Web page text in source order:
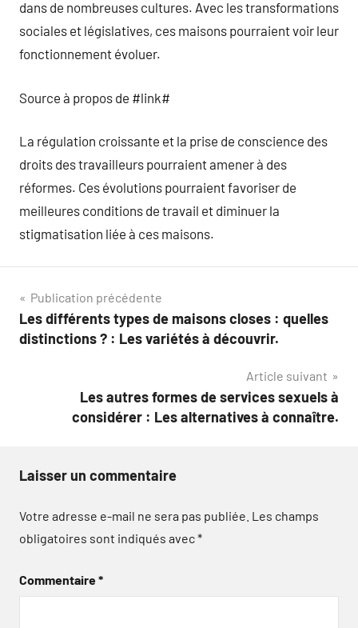
dans de nombreuses cultures. Avec les transformations
sociales et législatives, ces maisons pourraient voir leur
fonctionnement évoluer.
Source à propos de #link#
La régulation croissante et la prise de conscience des
droits des travailleurs pourraient amener à des
réformes. Ces évolutions pourraient favoriser de
meilleures conditions de travail et diminuer la
stigmatisation liée à ces maisons.
Navigation
de
Publication précédente
Les différents types de maisons closes : quelles
distinctions ? : Les variétés à découvrir.
Article suivant
Les autres formes de services sexuels à
considérer : Les alternatives à connaître.
Laisser un commentaire
Votre adresse e-mail ne sera pas publiée. Les champs
obligatoires sont indiqués avec*
Commentaire*